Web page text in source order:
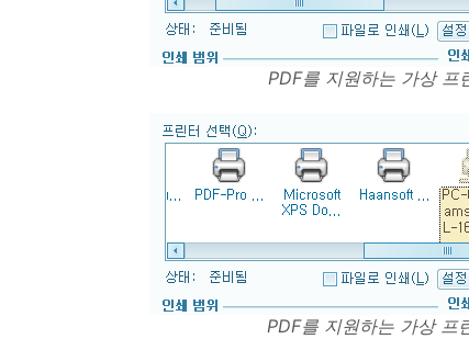
PDF를 지원하는 가상 프
PDF를 지원하는 가상 프